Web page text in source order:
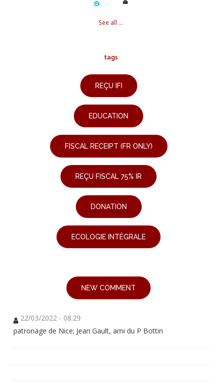
See all ...
tags
REÇU IFI
EDUCATION
FISCAL RECEIPT (FR ONLY)
REÇU FISCAL 75% IR
DONATION
ECOLOGIE INTÉGRALE
NEW COMMENT
22/03/2022 - 08:29
patronage de Nice; Jean Gault, ami du P Bottin